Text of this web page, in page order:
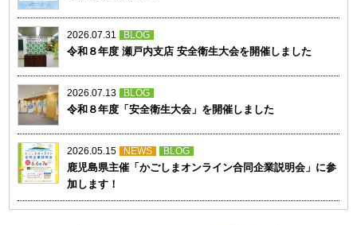
2026.07.31 BLOG
令和８年度 瀬戸内支店 安全衛生大会を開催しました
2026.07.13 BLOG
令和８年度「安全衛生大会」を開催しました
2026.05.15 NEWS BLOG
鹿児島県主催「かごしまオンライン合同企業説明会」に参
加します！